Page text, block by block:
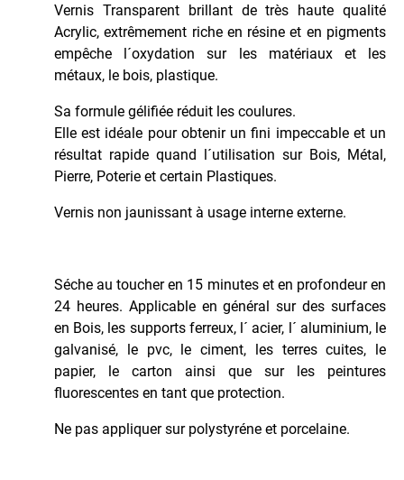
Vernis Transparent brillant de très haute qualité
Acrylic, extrêmement riche en résine et en pigments
empêche l´oxydation sur les matériaux et les
métaux, le bois, plastique.
Sa formule gélifiée réduit les coulures.
Elle est idéale pour obtenir un fini impeccable et un
résultat rapide quand l´utilisation sur Bois, Métal,
Pierre, Poterie et certain Plastiques.
Vernis non jaunissant à usage interne externe.
Séche au toucher en 15 minutes et en profondeur en
24 heures. Applicable en général sur des surfaces
en Bois, les supports ferreux, l´ acier, l´ aluminium, le
galvanisé, le pvc, le ciment, les terres cuites, le
papier, le carton ainsi que sur les peintures
fluorescentes en tant que protection.
Ne pas appliquer sur polystyréne et porcelaine.